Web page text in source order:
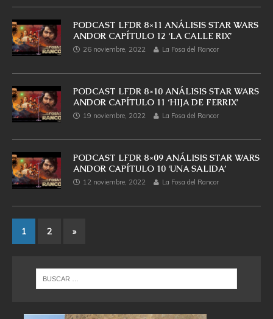
PODCAST LFDR 8×11 ANÁLISIS STAR WARS
ANDOR CAPÍTULO 12 ‘LA CALLE RIX’
26 noviembre, 2022 La Fosa del Rancor
PODCAST LFDR 8×10 ANÁLISIS STAR WARS
ANDOR CAPÍTULO 11 ‘HIJA DE FERRIX’
19 noviembre, 2022 La Fosa del Rancor
PODCAST LFDR 8×09 ANÁLISIS STAR WARS
ANDOR CAPÍTULO 10 ‘UNA SALIDA’
12 noviembre, 2022 La Fosa del Rancor
1 2 »